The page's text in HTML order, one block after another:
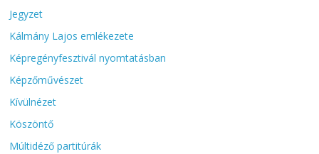
Jegyzet
Kálmány Lajos emlékezete
Képregényfesztivál nyomtatásban
Képzőművészet
Kívülnézet
Köszöntő
Múltidéző partitúrák